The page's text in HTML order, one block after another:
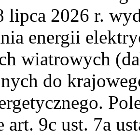
lipca 2026 r.
energii
wiatrowych
do
art. 9c ust. 7a